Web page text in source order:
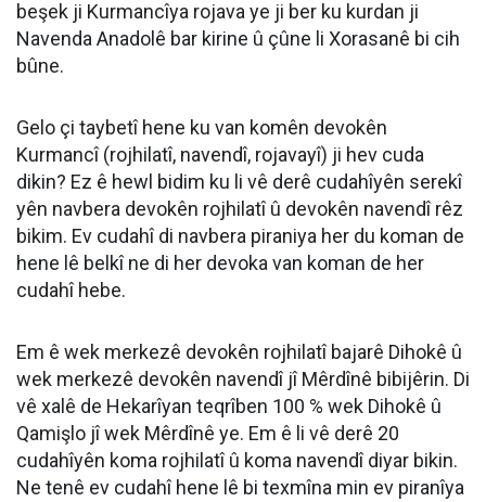
beşek ji Kurmancîya rojava ye ji ber ku kurdan ji
Navenda Anadolê bar kirine û çûne li Xorasanê bi cih
bûne.
Gelo çi taybetî hene ku van komên devokên
Kurmancî (rojhilatî, navendî, rojavayî) ji hev cuda
dikin? Ez ê hewl bidim ku li vê derê cudahîyên serekî
yên navbera devokên rojhilatî û devokên navendî rêz
bikim. Ev cudahî di navbera piraniya her du koman de
hene lê belkî ne di her devoka van koman de her
cudahî hebe.
Em ê wek merkezê devokên rojhilatî bajarê Dihokê û
wek merkezê devokên navendî jî Mêrdînê bibijêrin. Di
vê xalê de Hekarîyan teqrîben 100 % wek Dihokê û
Qamişlo jî wek Mêrdînê ye. Em ê li vê derê 20
cudahîyên koma rojhilatî û koma navendî diyar bikin.
Ne tenê ev cudahî hene lê bi texmîna min ev piranîya